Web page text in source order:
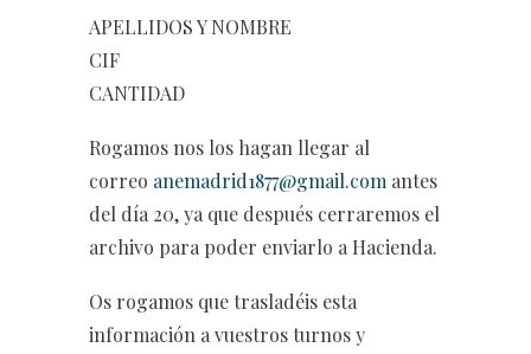
APELLIDOS Y NOMBRE
CIF
CANTIDAD
Rogamos nos los hagan llegar al
correo anemadrid1877@gmail.com antes
del día 20, ya que después cerraremos el
archivo para poder enviarlo a Hacienda.
Os rogamos que trasladéis esta
información a vuestros turnos y